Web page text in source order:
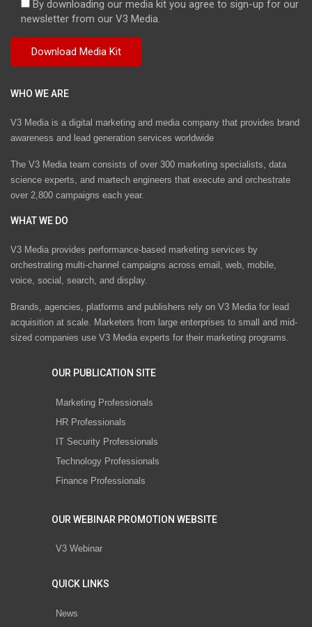
By downloading our media kit you agree to sign-up for our
newsletter from our V3 Media.
WHO WE ARE
V3 Media is a digital marketing and media company that provides brand
awareness and lead generation services worldwide
The V3 Media team consists of over 300 marketing specialists, data
science experts, and martech engineers that execute and orchestrate
over 2,800 campaigns each year.
WHAT WE DO
V3 Media provides performance-based marketing services by
orchestrating multi-channel campaigns across email, web, mobile,
voice, social, search, and display.
Brands, agencies, platforms and publishers rely on V3 Media for lead
acquisition at scale. Marketers from large enterprises to small and mid-
sized companies use V3 Media experts for their marketing programs.
OUR PUBLICATION SITE
Marketing Professionals
HR Professionals
IT Security Professionals
Technology Professionals
Finance Professionals
OUR WEBINAR PROMOTION WEBSITE
V3 Webinar
QUICK LINKS
News